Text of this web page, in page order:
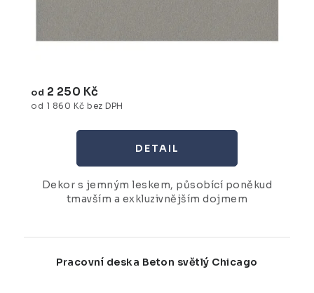
od 1 860 Kč bez DPH
od 2 250 Kč
Dekor s jemným leskem, působící poněkud
tmavším a exkluzivnějším dojmem
Pracovní deska Beton světlý Chicago